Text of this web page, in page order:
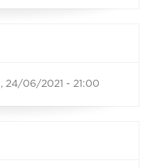
24/06/2021 - 21:00